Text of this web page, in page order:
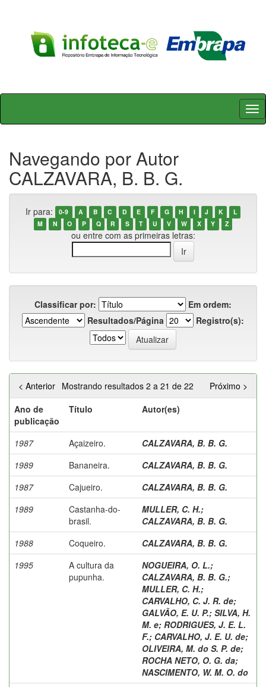
Skip
Navegando por Autor
CALZAVARA, B. B. G.
Ir para: 0-9 A B C D E F G H I J K
L
M
N O P Q R S T U V W X Y Z
ou entre com as primeiras letras:
Classificar por:
Em ordem:
Resultados/Página
Registro(s):
Mostrando resultados 2 a 21 de 22
< Anterior
Próximo >
Ano de
publicação
Título Autor(es)
1987 Açaizeiro.
CALZAVARA, B. B. G.
1989
Bananeira.
CALZAVARA, B. B. G.
1987
Cajueiro.
CALZAVARA, B. B. G.
1989
Castanha-do-
brasil.
MULLER, C. H.;
CALZAVARA, B. B. G.
1988
Coqueiro.
CALZAVARA, B. B. G.
1995
A cultura da
pupunha.
NOGUEIRA, O. L.;
CALZAVARA, B. B. G.;
MULLER, C. H.;
CARVALHO, C. J. R. de;
GALVÃO, E. U. P.; SILVA, H.
M. e; RODRIGUES, J. E. L.
F.; CARVALHO, J. E. U. de;
OLIVEIRA, M. do S. P. de;
ROCHA NETO, O. G. da;
NASCIMENTO, W. M. O. do